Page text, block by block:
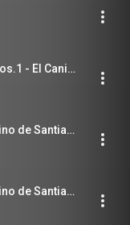
Prólogo.2 & Vamos Que Nos Vamos.1 - El Canino de Santiago
Vamos Que Nos Vamos.2 - El Canino de Santiago
Vamos Que Nos Vamos.3 - El Canino de Santiago